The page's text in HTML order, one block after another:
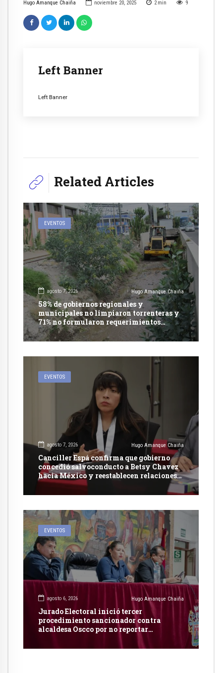
Hugo Amanque Chaiña noviembre 20, 2025 2 min 9
Left Banner
Left Banner
Related Articles
EVENTOS
agosto 7, 2026 Hugo Amanque Chaiña
58% de gobiernos regionales y
municipales no limpiaron torrenteras y
71% no formularon requerimientos
presupuestales afirma informe de
Contraloría
EVENTOS
agosto 7, 2026 Hugo Amanque Chaiña
Canciller Espá confirma que gobierno
concedió salvoconducto a Betsy Chavez
hacia México y reestablecen relaciones
con dicho país
EVENTOS
agosto 6, 2026 Hugo Amanque Chaiña
Jurado Electoral inició tercer
procedimiento sancionador contra
alcaldesa Oscco por no reportar